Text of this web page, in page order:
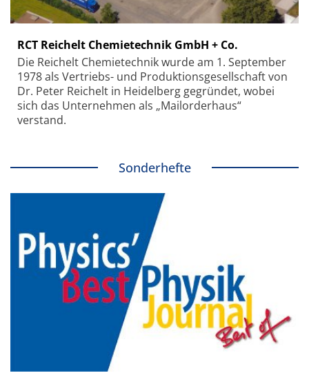
RCT Reichelt Chemietechnik GmbH + Co.
Die Reichelt Chemietechnik wurde am 1. September
1978 als Vertriebs- und Produktionsgesellschaft von
Dr. Peter Reichelt in Heidelberg gegründet, wobei
sich das Unternehmen als „Mailorderhaus“
verstand.
Sonderhefte